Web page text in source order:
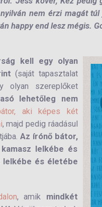
nem érzi magát
happy end lesz mégis.
kell egy olyan
(saját tapasztalat
olyan szereplőket
lehetőleg nem
aki képes két
, majd pedig ráadásul
Az írónő bátor,
lelkébe és
lelkébe és életébe
, amik mindkét